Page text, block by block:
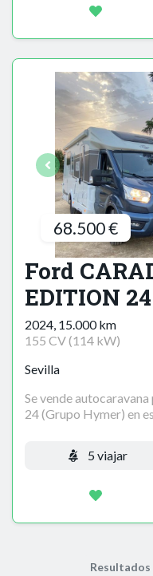
68.500 €
Ford
EDITION 24
2024, 15.000 km
155 CV (114 kW)
Sevilla
Se vende
24 (Grupo Hymer) en
5 viajar
Resultados